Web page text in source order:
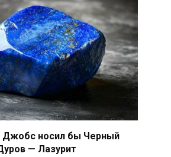
Джобс носил бы Черный
— Лазурит